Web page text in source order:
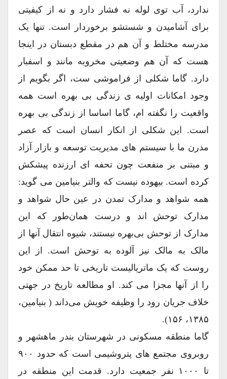
ندارد، آب توی لوله نه فشار دارد و نه از کیفیتی
برای آشامیدن و شستشو برخوردار است. تنها یک
مدرسه مختلط و آن هم در مقطع دبستان در اینجا
هست که آن هم وضعیتی مخروبه مانند و اسفبار
دارد. گاما شکلی از فراموشی ست، اگر بگویم از
وجود امکانات اولیه ی زندگی بی بهره است همه
واقعیت را نگفته ام، گاما اساسا از زندگی بی بهره
است. این شکلی از انکار انسان است که عصر
مدرن ما با سیستم های مدیریت توسعه و بازار آزاد
و مبتنی بر منفعت چون تحفه ای ارزنده پیشکش
کرده است. بیهوده نیست که والتر بنیامین می گوید:
همه شواهد و مدارک تمدن در عین حال شواهد و
مدارک توحش اند و درست همان‌طور که این
مدارک از توحش بی‌بهره نیستند، شیوه انتقال آنها از
مالک به مالک نیز آلوده به توحش است. از این
روست که یک ماتریالیست تاریخی تا حد ممکن خود
را از آنها مجزا می کند. او مطالعه تاریخ در جهتی
خلاف جریان رود را وظیفه خویش می‌داند ( بنیامین،
۱۳۸۵، ۱۵۶).
گاما منطقه مسکونی در شهرستان بندر ماهشهر و
روبروی مجتمع های پتروشیمی است که حدود ۹۰۰
تا ۱۰۰۰ نفر جمعیت دارد. قدمت این منطقه در